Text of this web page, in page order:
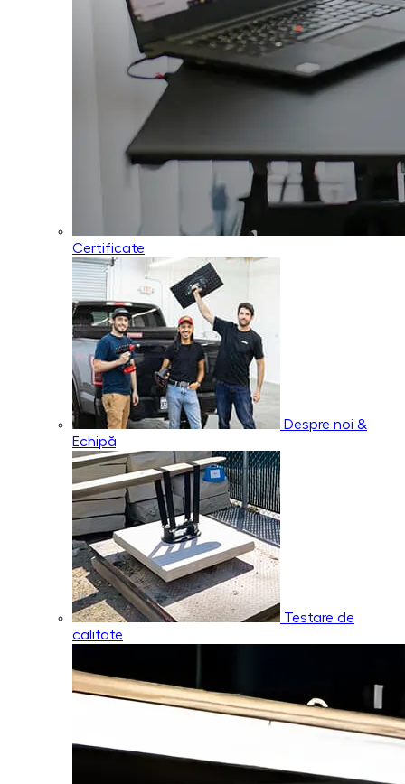
Certificate
Despre noi &
Echipă
Testare de
calitate